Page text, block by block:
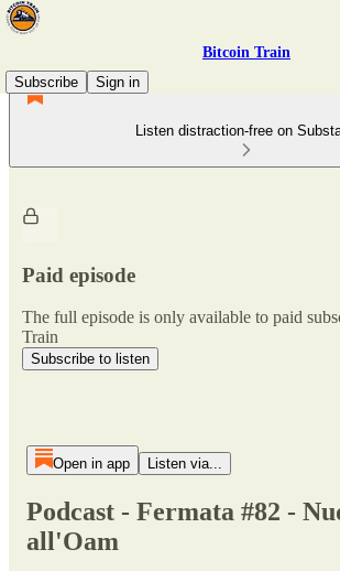
Bitcoin Train
Subscribe
Sign in
Listen distraction-free on
Paid episode
The full episode is only available to paid
Train
Subscribe to listen
Open in app Listen via...
Podcast - Fermata #82 -
all'Oam